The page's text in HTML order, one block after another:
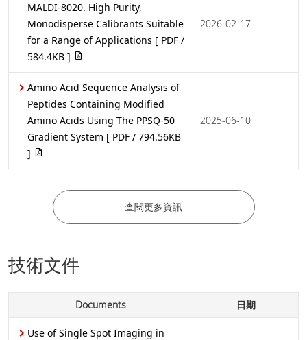
MALDI-8020. High Purity,
Monodisperse Calibrants Suitable
for a Range of Applications [ PDF /
584.4KB ]
2026-02-17
Amino Acid Sequence Analysis of
Peptides Containing Modified
Amino Acids Using The PPSQ-50
Gradient System [ PDF / 794.56KB
]
2025-06-10
查閱更多資訊
技術文件
Documents 日期
Use of Single Spot Imaging in